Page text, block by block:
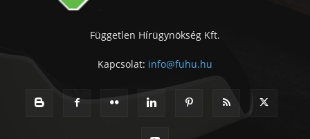
Független Hírügynökség Kft.
Kapcsolat: info@fuhu.hu